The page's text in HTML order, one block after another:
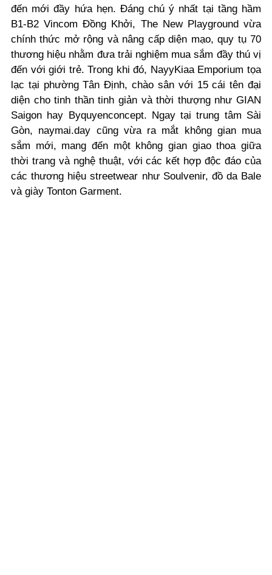
đến mới đầy hứa hẹn. Đáng chú ý nhất tại tầng hầm
B1-B2 Vincom Đồng Khởi, The New Playground vừa
chính thức mở rộng và nâng cấp diện mạo, quy tụ 70
thương hiệu nhằm đưa trải nghiệm mua sắm đầy thú vị
đến với giới trẻ. Trong khi đó, NayyKiaa Emporium tọa
lạc tại phường Tân Định, chào sân với 15 cái tên đại
diện cho tinh thần tinh giản và thời thượng như GIAN
Saigon hay Byquyenconcept. Ngay tại trung tâm Sài
Gòn, naymai.day cũng vừa ra mắt không gian mua
sắm mới, mang đến một không gian giao thoa giữa
thời trang và nghệ thuật, với các kết hợp độc đáo của
các thương hiệu streetwear như Soulvenir, đồ da Bale
và giày Tonton Garment.